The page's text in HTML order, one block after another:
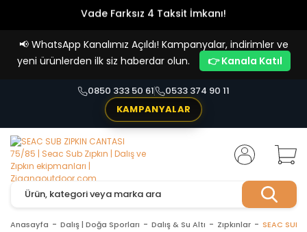
Vade Farksız 4 Taksit İmkanı!
📢 WhatsApp Kanalımız Açıldı! Kampanyalar, indirimler ve
yeni ürünlerden ilk siz haberdar olun.
👉 Kanala Katıl
0850 333 50 61
0533 374 90 11
KAMPANYALAR
Anasayfa Dalış | Doğa Sporları Dalış & Su Altı Zıpkınlar SEAC SUB